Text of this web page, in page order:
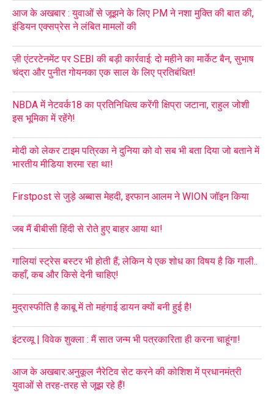
आज के अखबार : युवाओं से जूझने के लिए PM ने नशा मुक्ति की बात की,
इंडियन एक्सप्रेस ने लंबित मामलों की
ज़ी एंटरटेनमेंट पर SEBI की बड़ी कार्रवाई: दो महीने का मार्केट बैन, सुभाष
चंद्रा और पुनीत गोयनका एक साल के लिए प्रतिबंधित!
NBDA में नेटवर्क18 का प्रतिनिधित्व करेंगी क्षिप्रा जटाना, राहुल जोशी
इस भूमिका में रहेंगे!
मोदी को लेकर टाइम पत्रिका ने दुनिया को वो सब भी बता दिया जो बताने में
भारतीय मीडिया शरमा रहा था!
Firstpost से जुड़े अब्बास मेहदी, इरफान आलम ने WION जॉइन किया
जब मैं बीबीसी हिंदी से रोते हुए बाहर आया था!
गालियां स्ट्रेस बस्टर भी होती हैं; लेकिन ये एक शोध का विषय है कि गाली..
कहाँ, कब और किसे देनी चाहिए!
मुद्रास्फीति है काबू में तो महंगाई डायन क्यों बनी हुई है!
इंटरव्यू | विवेक शुक्ला : मैं सात जन्म भी पत्रकारिता ही करना चाहूंगा!
आज के अखबार:अनुकूल नैरेटिव सेट करने की कोशिश में प्रधानमंत्री
युवाओं से तरह-तरह से जूझ रहे हैं!